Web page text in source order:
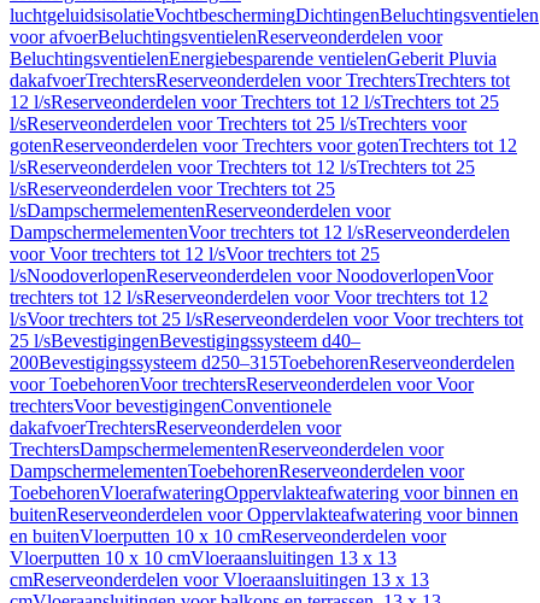
luchtgeluidsisolatieVochtbeschermingDichtingenBeluchtingsventielen
voor afvoerBeluchtingsventielenReserveonderdelen voor
BeluchtingsventielenEnergiebesparende ventielenGeberit Pluvia
dakafvoerTrechtersReserveonderdelen voor TrechtersTrechters tot
12 l/sReserveonderdelen voor Trechters tot 12 l/sTrechters tot 25
l/sReserveonderdelen voor Trechters tot 25 l/sTrechters voor
gotenReserveonderdelen voor Trechters voor gotenTrechters tot 12
l/sReserveonderdelen voor Trechters tot 12 l/sTrechters tot 25
l/sReserveonderdelen voor Trechters tot 25
l/sDampschermelementenReserveonderdelen voor
DampschermelementenVoor trechters tot 12 l/sReserveonderdelen
voor Voor trechters tot 12 l/sVoor trechters tot 25
l/sNoodoverlopenReserveonderdelen voor NoodoverlopenVoor
trechters tot 12 l/sReserveonderdelen voor Voor trechters tot 12
l/sVoor trechters tot 25 l/sReserveonderdelen voor Voor trechters tot
25 l/sBevestigingenBevestigingssysteem d40–
200Bevestigingssysteem d250–315ToebehorenReserveonderdelen
voor ToebehorenVoor trechtersReserveonderdelen voor Voor
trechtersVoor bevestigingenConventionele
dakafvoerTrechtersReserveonderdelen voor
TrechtersDampschermelementenReserveonderdelen voor
DampschermelementenToebehorenReserveonderdelen voor
ToebehorenVloerafwateringOppervlakteafwatering voor binnen en
buitenReserveonderdelen voor Oppervlakteafwatering voor binnen
en buitenVloerputten 10 x 10 cmReserveonderdelen voor
Vloerputten 10 x 10 cmVloeraansluitingen 13 x 13
cmReserveonderdelen voor Vloeraansluitingen 13 x 13